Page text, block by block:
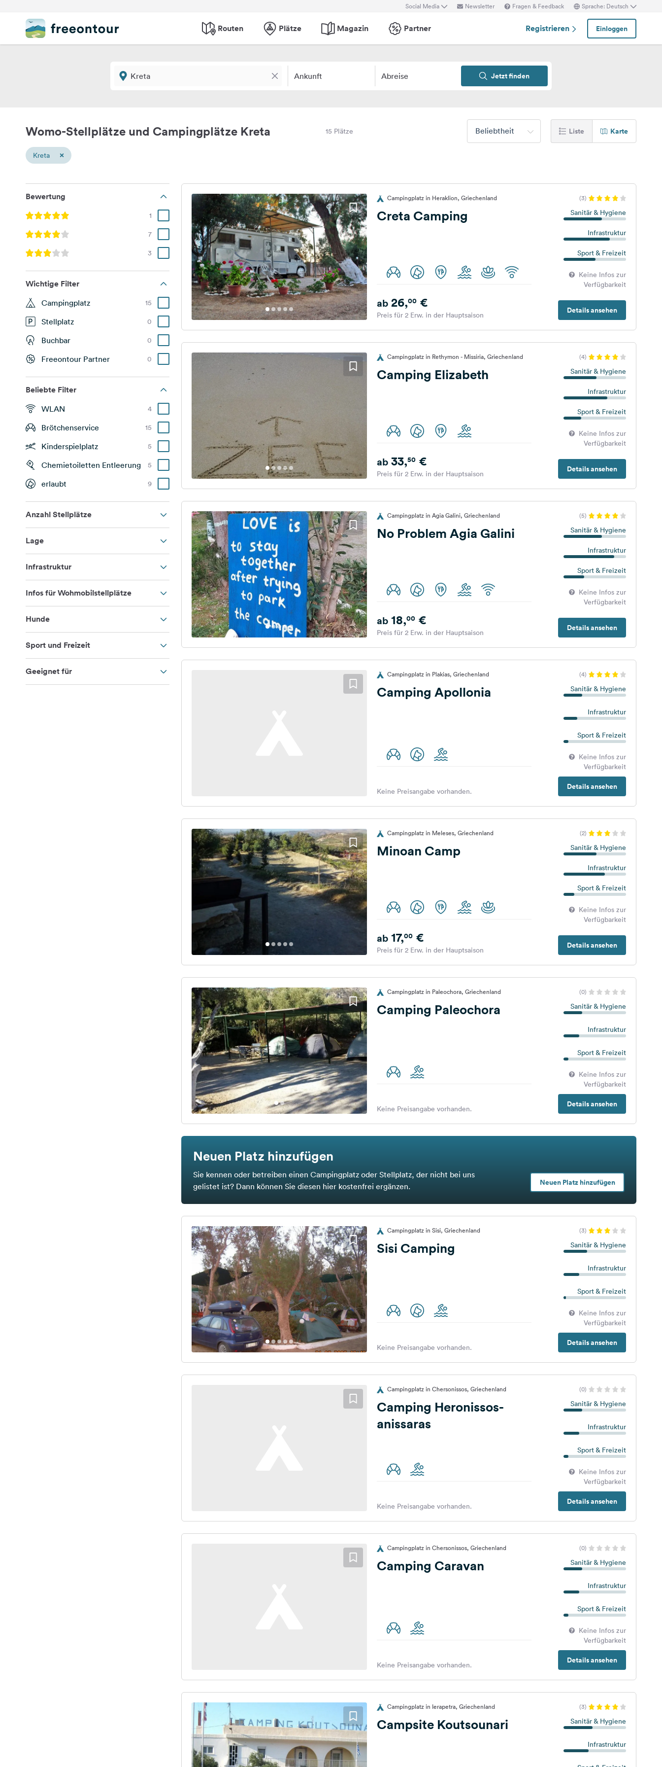
Social Media Newsletter Fragen & Feedback Sprache: Deutsch
Routen Plätze Magazin Partner Registrieren Einloggen
Ankunft Abreise Jetzt finden
Womo-Stellplätze und Campingplätze Kreta 15 Plätze Beliebtheit Liste Karte
Kreta ×
Bewertung
1
7
3
Wichtige Filter
Campingplatz 15
Stellplatz 0
Buchbar 0
Freeontour Partner 0
Beliebte Filter
WLAN 4
Brötchenservice 15
Kinderspielplatz 5
Chemietoiletten Entleerung 5
erlaubt 9
Anzahl Stellplätze
Lage
Infrastruktur
Infos für Wohmobilstellplätze
Hunde
Sport und Freizeit
Geeignet für
Campingplatz in Heraklion, Griechenland (3)
Creta Camping Sanitär & Hygiene
Infrastruktur
Sport & Freizeit
Keine Infos zur
Verfügbarkeit
Details ansehen
ab26,00€
Preis für 2 Erw. in der Hauptsaison
Campingplatz in Rethymon - Missiria, Griechenland (4)
Camping Elizabeth Sanitär & Hygiene
Infrastruktur
Sport & Freizeit
Keine Infos zur
Verfügbarkeit
Details ansehen
ab33,50€
Preis für 2 Erw. in der Hauptsaison
Campingplatz in Agia Galini, Griechenland (5)
No Problem Agia Galini Sanitär & Hygiene
Infrastruktur
Sport & Freizeit
Keine Infos zur
Verfügbarkeit
Details ansehen
ab18,00€
Preis für 2 Erw. in der Hauptsaison
Campingplatz in Plakias, Griechenland (4)
Camping Apollonia Sanitär & Hygiene
Infrastruktur
Sport & Freizeit
Keine Infos zur
Verfügbarkeit
Details ansehen
Keine Preisangabe vorhanden.
Campingplatz in Meleses, Griechenland (2)
Minoan Camp Sanitär & Hygiene
Infrastruktur
Sport & Freizeit
Keine Infos zur
Verfügbarkeit
Details ansehen
ab17,00€
Preis für 2 Erw. in der Hauptsaison
Campingplatz in Paleochora, Griechenland (0)
Camping Paleochora Sanitär & Hygiene
Infrastruktur
Sport & Freizeit
Keine Infos zur
Verfügbarkeit
Details ansehen
Keine Preisangabe vorhanden.
Neuen Platz hinzufügen
Sie kennen oder betreiben einen Campingplatz oder Stellplatz, der nicht bei uns
gelistet ist? Dann können Sie diesen hier kostenfrei ergänzen.
Neuen Platz hinzufügen
Campingplatz in Sisi, Griechenland (3)
Sisi Camping Sanitär & Hygiene
Infrastruktur
Sport & Freizeit
Keine Infos zur
Verfügbarkeit
Details ansehen
Keine Preisangabe vorhanden.
Campingplatz in Chersonissos, Griechenland (0)
Camping Heronissos-
anissaras
Sanitär & Hygiene
Infrastruktur
Sport & Freizeit
Keine Infos zur
Verfügbarkeit
Details ansehen
Keine Preisangabe vorhanden.
Campingplatz in Chersonissos, Griechenland (0)
Camping Caravan Sanitär & Hygiene
Infrastruktur
Sport & Freizeit
Keine Infos zur
Verfügbarkeit
Details ansehen
Keine Preisangabe vorhanden.
Campingplatz in Ierapetra, Griechenland (3)
Campsite Koutsounari Sanitär & Hygiene
Infrastruktur